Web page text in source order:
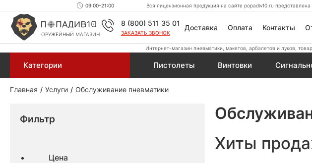
09:00-21:00 Вся лицензионная продукция на сайте popadiv10.ru
ОРУЖЕЙНЫЙ МАГАЗИН
8 (800) 511 35 01
ЗАКАЗАТЬ ЗВОНОК
Доставка Оплата Контакты
Интернет-магазин пневматики, макетов, арбалетов и луков,
Категории Пистолеты Винтовки
Главная Услуги Обслуживание пневматики
Фильтр
Цена
Хиты